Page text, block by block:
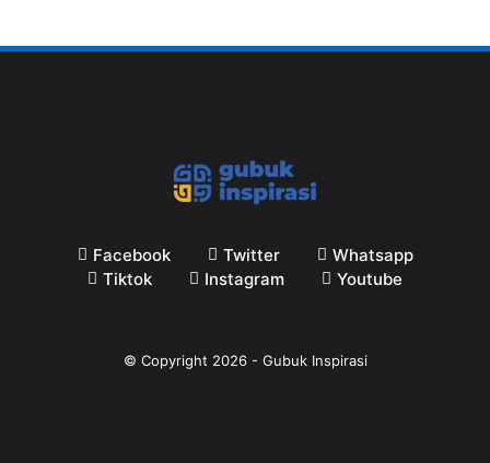
Facebook Twitter
Whatsapp
Tiktok
Instagram Youtube
© Copyright 2026- Gubuk Inspirasi